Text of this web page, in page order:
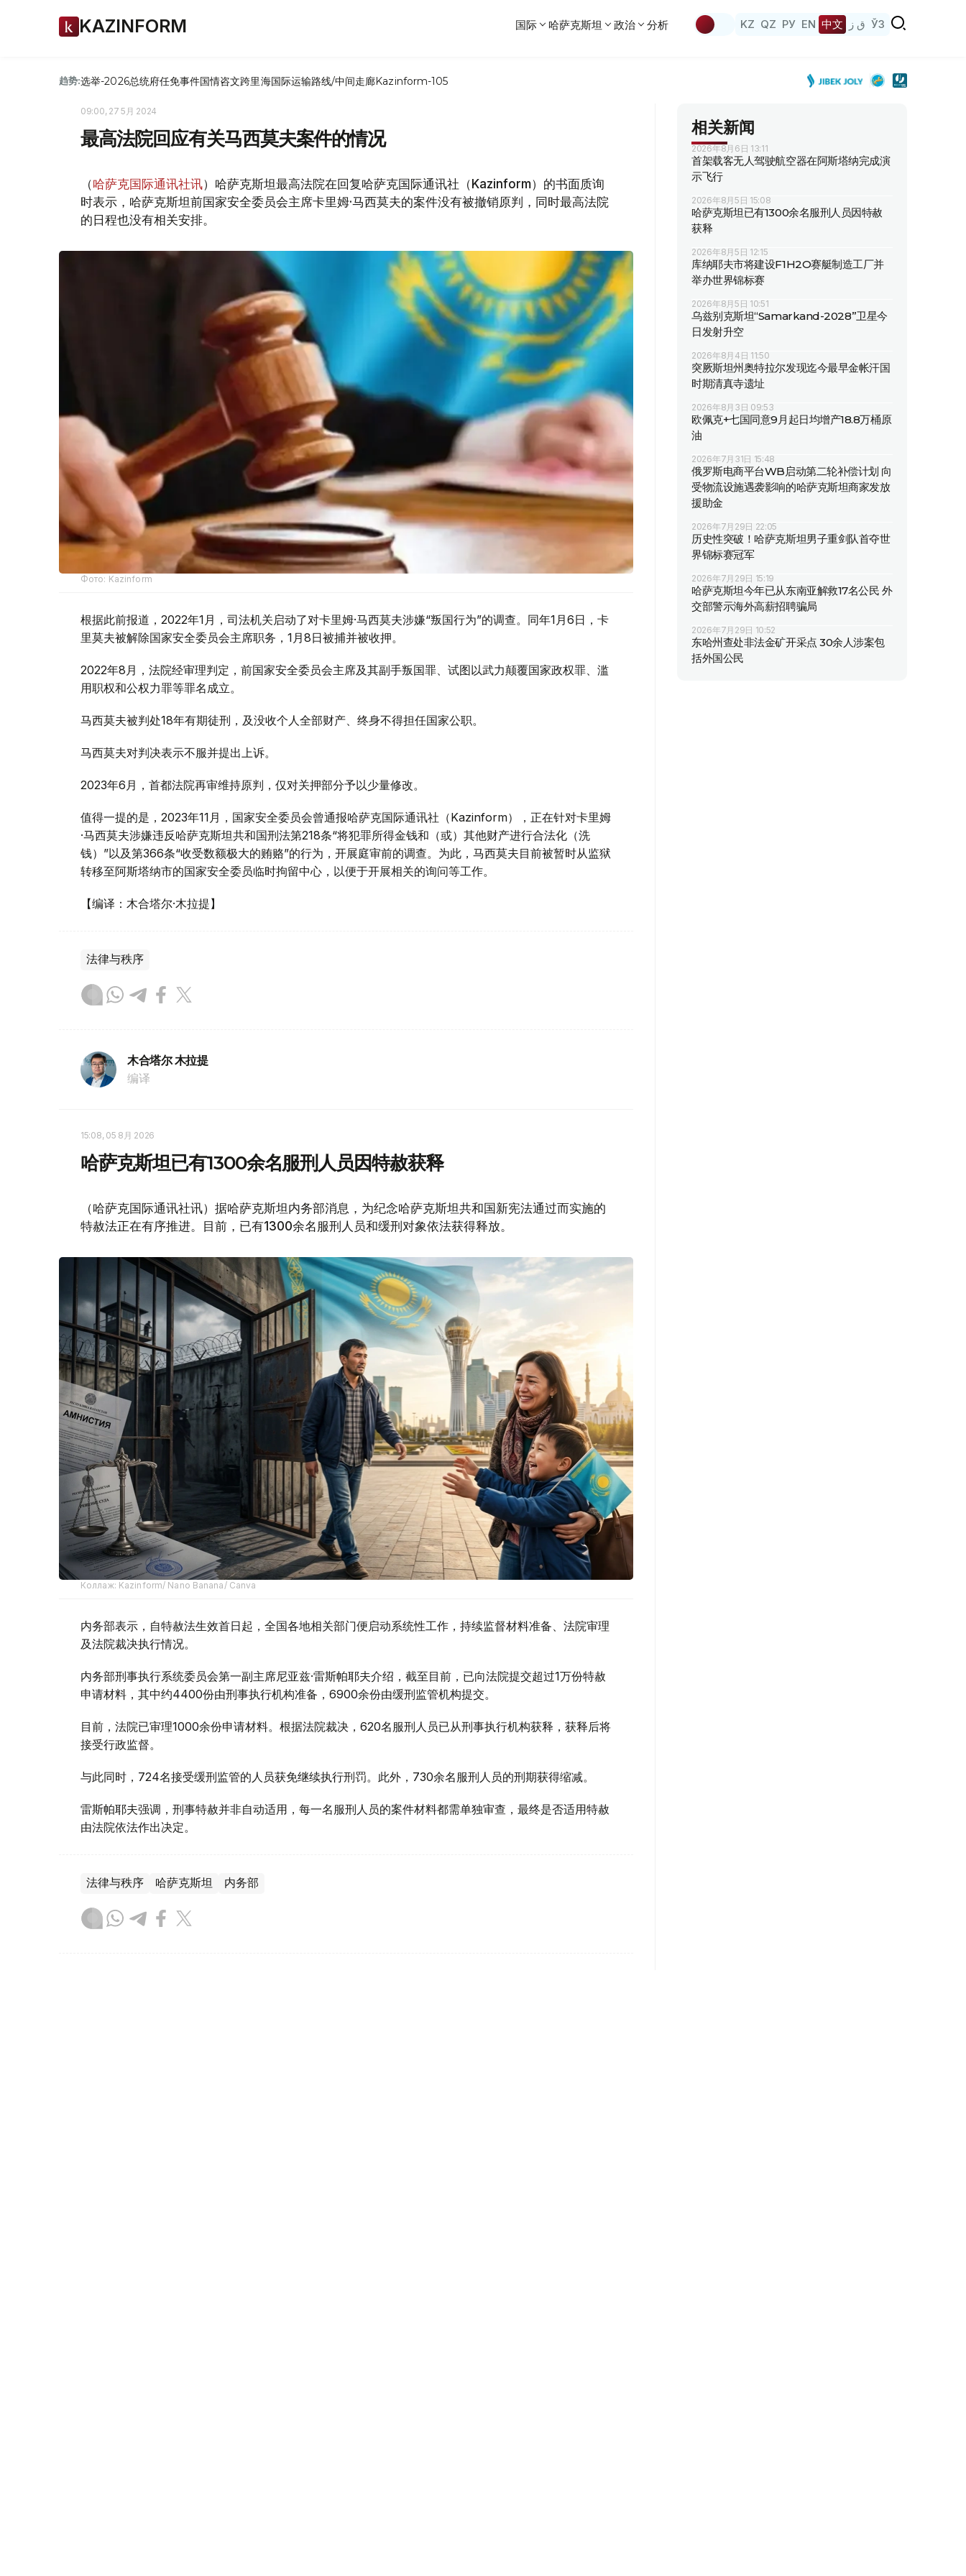
KAZINFORM 国际 哈萨克斯坦 政治 分析 KZ QZ РУ EN 中文 ق ز ЎЗ
趋势:选举-2026总统府任免事件国情咨文跨里海国际运输路线/中间走廊Kazinform-105
09:00, 27 5月 2024
最高法院回应有关马西莫夫案件的情况
（哈萨克国际通讯社讯）哈萨克斯坦最高法院在回复哈萨克国际通讯社（Kazinform）的书面质询
时表示，哈萨克斯坦前国家安全委员会主席卡里姆·马西莫夫的案件没有被撤销原判，同时最高法院
的日程也没有相关安排。
Фото: Kazinform
根据此前报道，2022年1月，司法机关启动了对卡里姆·马西莫夫涉嫌“叛国行为”的调查。同年1月6日，卡
里莫夫被解除国家安全委员会主席职务，1月8日被捕并被收押。
2022年8月，法院经审理判定，前国家安全委员会主席及其副手叛国罪、试图以武力颠覆国家政权罪、滥
用职权和公权力罪等罪名成立。
马西莫夫被判处18年有期徒刑，及没收个人全部财产、终身不得担任国家公职。
马西莫夫对判决表示不服并提出上诉。
2023年6月，首都法院再审维持原判，仅对关押部分予以少量修改。
值得一提的是，2023年11月，国家安全委员会曾通报哈萨克国际通讯社（Kazinform），正在针对卡里姆
·马西莫夫涉嫌违反哈萨克斯坦共和国刑法第218条“将犯罪所得金钱和（或）其他财产进行合法化（洗
钱）”以及第366条“收受数额极大的贿赂”的行为，开展庭审前的调查。为此，马西莫夫目前被暂时从监狱
转移至阿斯塔纳市的国家安全委员临时拘留中心，以便于开展相关的询问等工作。
【编译：木合塔尔·木拉提】
法律与秩序
木合塔尔 木拉提
编译
15:08, 05 8月 2026
哈萨克斯坦已有1300余名服刑人员因特赦获释
（哈萨克国际通讯社讯）据哈萨克斯坦内务部消息，为纪念哈萨克斯坦共和国新宪法通过而实施的
特赦法正在有序推进。目前，已有1300余名服刑人员和缓刑对象依法获得释放。
Коллаж: Kazinform/ Nano Banana/ Canva
内务部表示，自特赦法生效首日起，全国各地相关部门便启动系统性工作，持续监督材料准备、法院审理
及法院裁决执行情况。
内务部刑事执行系统委员会第一副主席尼亚兹·雷斯帕耶夫介绍，截至目前，已向法院提交超过1万份特赦
申请材料，其中约4400份由刑事执行机构准备，6900余份由缓刑监管机构提交。
目前，法院已审理1000余份申请材料。根据法院裁决，620名服刑人员已从刑事执行机构获释，获释后将
接受行政监督。
与此同时，724名接受缓刑监管的人员获免继续执行刑罚。此外，730余名服刑人员的刑期获得缩减。
雷斯帕耶夫强调，刑事特赦并非自动适用，每一名服刑人员的案件材料都需单独审查，最终是否适用特赦
由法院依法作出决定。
法律与秩序 哈萨克斯坦 内务部
相关新闻
2026年8月6日 13:11
首架载客无人驾驶航空器在阿斯塔纳完成演
示飞行
2026年8月5日 15:08
哈萨克斯坦已有1300余名服刑人员因特赦
获释
2026年8月5日 12:15
库纳耶夫市将建设F1H2O赛艇制造工厂并
举办世界锦标赛
2026年8月5日 10:51
乌兹别克斯坦“Samarkand-2028”卫星今
日发射升空
2026年8月4日 11:50
突厥斯坦州奥特拉尔发现迄今最早金帐汗国
时期清真寺遗址
2026年8月3日 09:53
欧佩克+七国同意9月起日均增产18.8万桶原
油
2026年7月31日 15:48
俄罗斯电商平台WB启动第二轮补偿计划 向
受物流设施遇袭影响的哈萨克斯坦商家发放
援助金
2026年7月29日 22:05
历史性突破！哈萨克斯坦男子重剑队首夺世
界锦标赛冠军
2026年7月29日 15:19
哈萨克斯坦今年已从东南亚解救17名公民 外
交部警示海外高薪招聘骗局
2026年7月29日 10:52
东哈州查处非法金矿开采点 30余人涉案包
括外国公民